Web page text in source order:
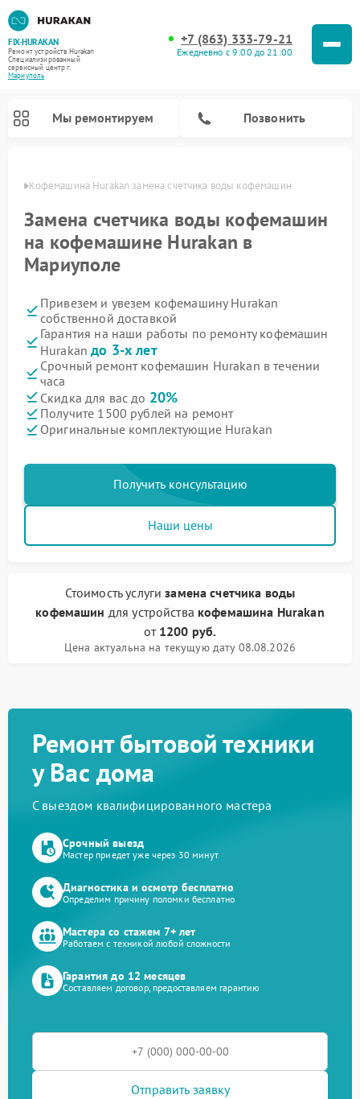
FIX-HURAKAN
Ремонт устройств Hurakan
Специализированный
cервисный центр г.
Мариуполь
+7 (863) 333-79-21
Ежедневно с 9:00 до 21:00
Мы ремонтируем Позвонить
Кофемашина Hurakan замена счетчика воды кофемашин
Замена счетчика воды кофемашин
на кофемашине Hurakan в
Мариуполе
Привезем и увезем кофемашину Hurakan
собственной доставкой
Гарантия на наши работы по ремонту кофемашин
Hurakanдо 3-х лет
Срочный ремонт кофемашин Hurakan в течении
часа
Скидка для вас до 20%
Получите 1500 рублей на ремонт
Оригинальные комплектующие Hurakan
Получить консультацию
Наши цены
Стоимость услугизамена счетчика воды
кофемашин для устройства кофемашина Hurakan
от 1200 руб.
Цена актуальна на текущую дату 08.08.2026
Ремонт бытовой техники
у Вас дома
С выездом квалифицированного мастера
Срочный выезд
Мастер приедет уже через 30 минут
Диагностика и осмотр бесплатно
Определим причину поломки бесплатно
Мастера со стажем 7+ лет
Работаем с техникой любой сложности
Гарантия до 12 месяцев
Составляем договор, предоставляем гарантию
Отправить заявку